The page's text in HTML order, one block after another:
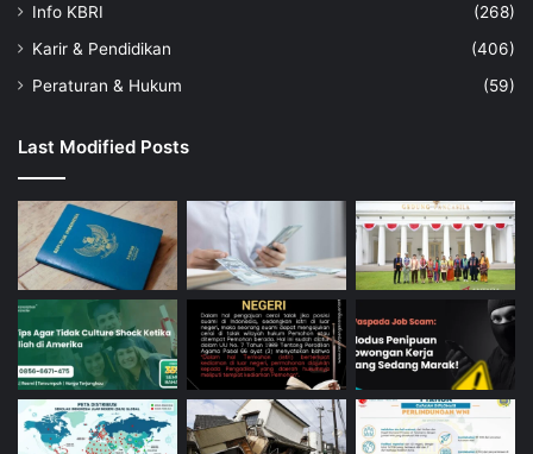
Info KBRI
(268)
Karir & Pendidikan
(406)
Peraturan & Hukum
(59)
Last Modified Posts